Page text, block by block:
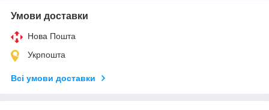
Умови доставки
Нова Пошта
Укрпошта
Всі умови доставки